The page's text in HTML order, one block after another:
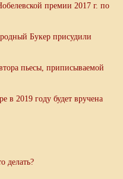
премии 2017 г. по
Букер присудили
пьесы, приписываемой
в 2019 году будет вручена
делать?